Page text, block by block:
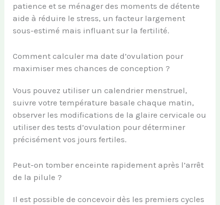
patience et se ménager des moments de détente
aide à réduire le stress, un facteur largement
sous-estimé mais influant sur la fertilité.
Comment calculer ma date d’ovulation pour
maximiser mes chances de conception ?
Vous pouvez utiliser un calendrier menstruel,
suivre votre température basale chaque matin,
observer les modifications de la glaire cervicale ou
utiliser des tests d’ovulation pour déterminer
précisément vos jours fertiles.
Peut-on tomber enceinte rapidement après l’arrêt
de la pilule ?
Il est possible de concevoir dès les premiers cycles